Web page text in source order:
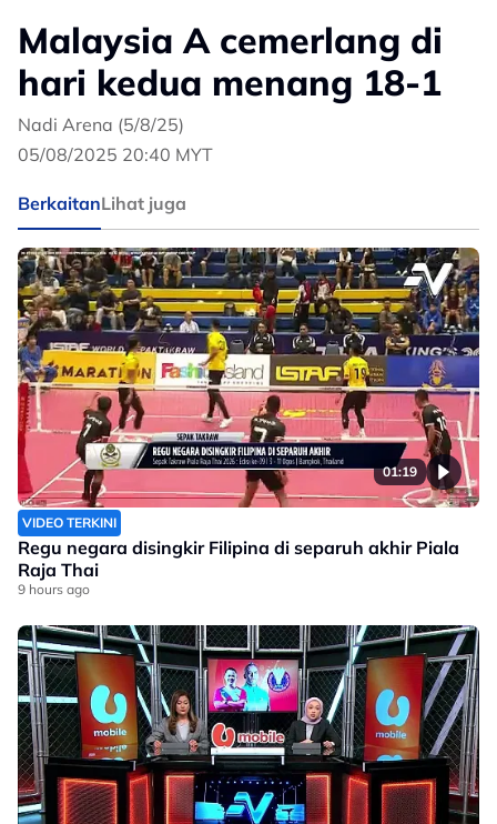
Malaysia A cemerlang di
hari kedua menang 18-1
Nadi Arena (5/8/25)
05/08/2025 20:40 MYT
BerkaitanLihat juga
01:19
VIDEO TERKINI
Regu negara disingkir Filipina di separuh akhir Piala
Raja Thai
9 hours ago